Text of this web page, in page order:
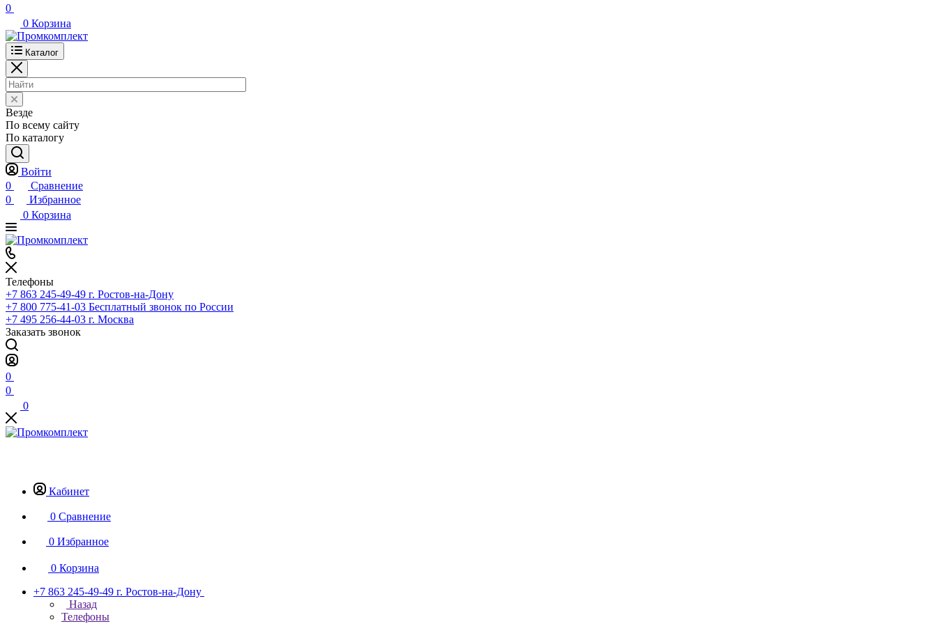
0
0 Корзина
Каталог
Везде
По всему сайту
По каталогу
Войти
0
Сравнение
0
Избранное
0 Корзина
Телефоны
+7 863 245-49-49 г. Ростов-на-Дону
+7 800 775-41-03 Бесплатный звонок по России
+7 495 256-44-03 г. Москва
Заказать звонок
0
0
0
Кабинет
0 Сравнение
0 Избранное
0 Корзина
+7 863 245-49-49 г. Ростов-на-Дону
Назад
Телефоны